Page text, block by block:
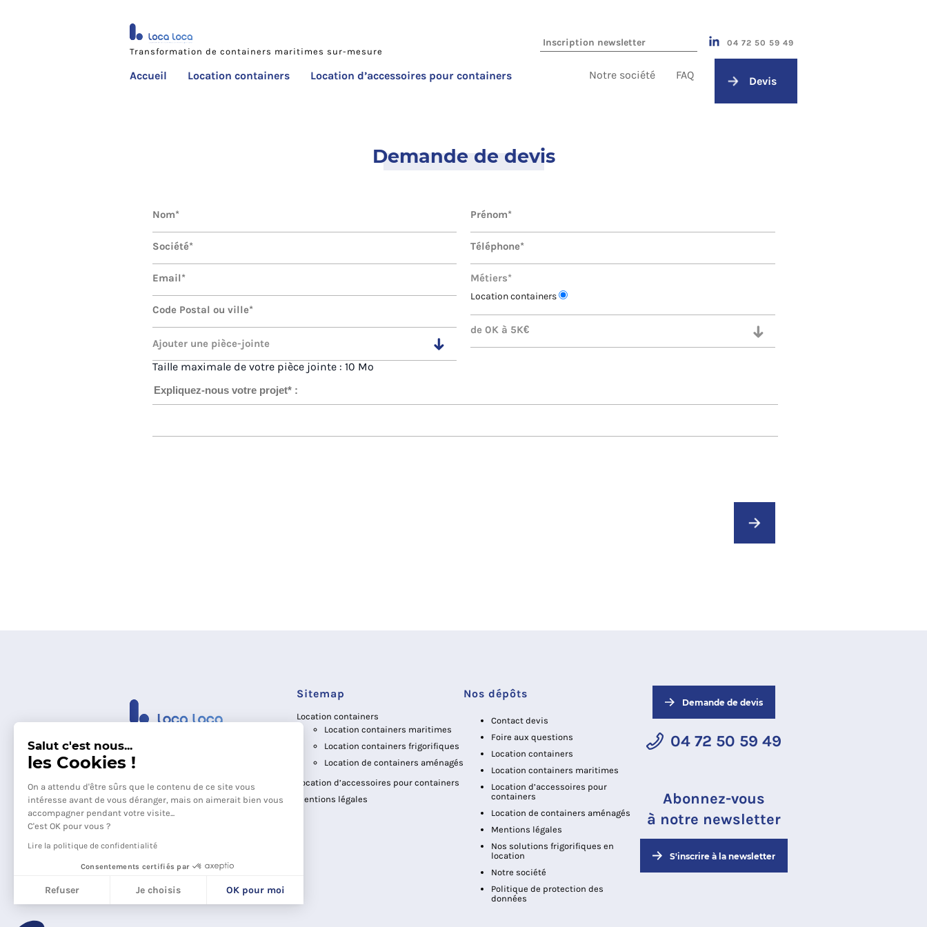
Transformation de containers maritimes sur-mesure
Accueil Location containers Location d’accessoires pour containers
04 72 50 59 49
Notre société FAQ Devis
Demande de devis
Taille maximale de votre pièce jointe : 10 Mo
Métiers*
Location containers
Sitemap
Location containers
Location containers maritimes
Location containers frigorifiques
Location de containers aménagés
Location d’accessoires pour containers
Mentions légales
Nos dépôts
Contact devis
Foire aux questions
Location containers
Location containers maritimes
Location d’accessoires pour
containers
Location de containers aménagés
Mentions légales
Nos solutions frigorifiques en
location
Notre société
Politique de protection des
données
Demande de devis
04 72 50 59 49
Abonnez-vous
à notre newsletter
S'inscrire à la newsletter
Salut c'est nous...
les Cookies !
On a attendu d'être sûrs que le contenu de ce site vous
intéresse avant de vous déranger, mais on aimerait bien vous
accompagner pendant votre visite...
C'est OK pour vous ?
Lire la politique de confidentialité
Consentements certifiés par
Refuser Je choisis
OK pour moi